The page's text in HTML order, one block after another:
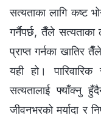
सत्यताका लागि कष्ट
गर्नैपर्छ, तैँले
प्राप्त गर्नका खातिर
यही हो।
सत्यतालाई फ्याँक्‍नु
जीवनभरको मर्यादा